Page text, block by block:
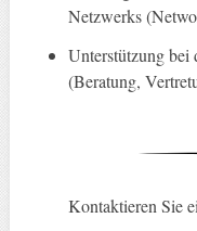
Netzwerks
Unterstützung bei
(Beratung,
Kontaktieren Sie